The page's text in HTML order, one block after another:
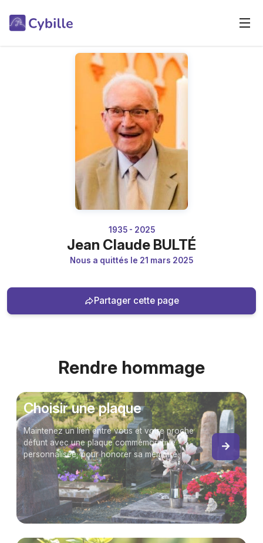
1935 - 2025
Jean Claude BULTÉ
Nous a quittés le 21 mars 2025
Partager cette page
Rendre hommage
Choisir une plaque
Maintenez un lien entre vous et votre proche
défunt avec une plaque commémorative
personnalisée, pour honorer sa mémoire.